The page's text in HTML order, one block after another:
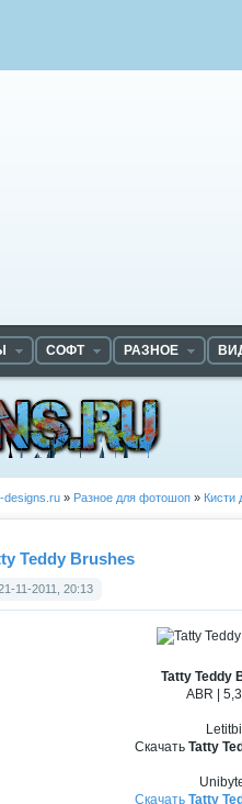
СОФТ РАЗНОЕ
designs.ru » Разное для фотошоп » Кисти
Teddy Brushes
11-2011, 20:13
Tatty Teddy
ABR |
Скачать Tatty
Скачать Tatty